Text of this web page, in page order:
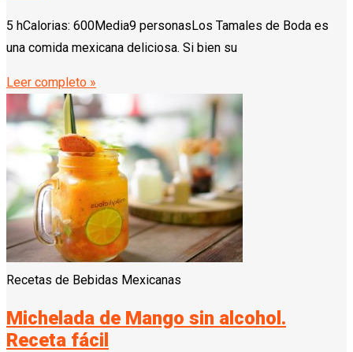
5 hCalorias: 600Media9 personasLos Tamales de Boda es
una comida mexicana deliciosa. Si bien su
Leer completo »
Recetas de Bebidas Mexicanas
Michelada de Mango sin alcohol.
Receta fácil